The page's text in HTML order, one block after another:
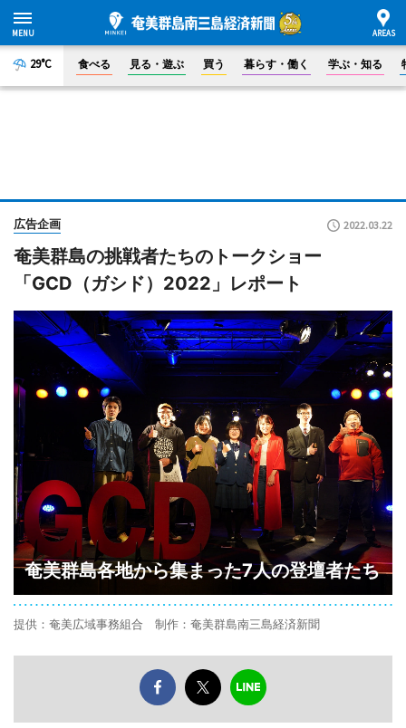
29°C 食べる 見る・遊ぶ 買う 暮らす・働く 学ぶ・知る
広告企画 2022.03.22
奄美群島の挑戦者たちのトークショー
「GCD（ガシド）2022」レポート
奄美群島各地から集まった7人の登壇者たち
提供：奄美広域事務組合 制作：奄美群島南三島経済新聞